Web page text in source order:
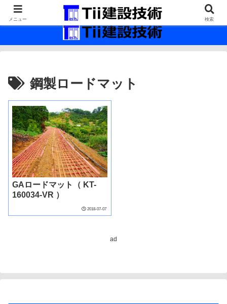
最新の建設技術の情報インフラ。
鋼製ロードマット
GAロードマット（ KT-
160034-VR ）
2018-07-07
ad
メニュー 検索